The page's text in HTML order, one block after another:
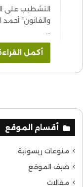
التشطيب على
…
أكمل
أقسام الموقع
منوعات ريسونية
ضيف الموقع
مقالات